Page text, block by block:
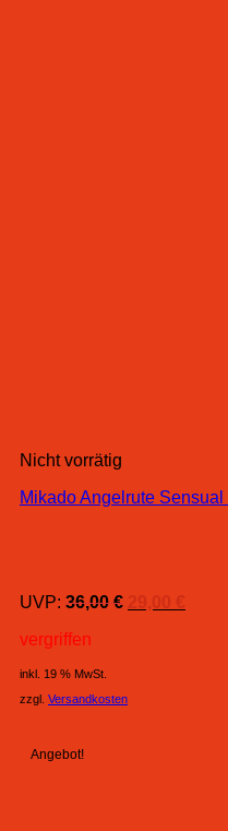
Nicht vorrätig
Mikado Angelrute
UVP: 36,00€ 29,00 €
vergriffen
inkl. 19 % MwSt.
zzgl. Versandkosten
Angebot!